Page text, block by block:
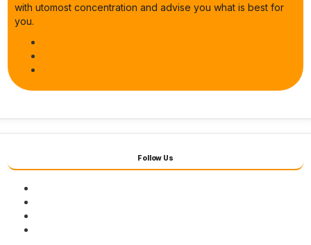
with utomost concentration and advise you what is best for
you.
Follow Us